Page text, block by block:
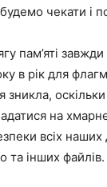
чекати і
пам’яті
в рік для
зникла,
на
всіх наших
та інших файлів.